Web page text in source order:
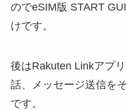
のでeSIM版 START
けです。
後はRakuten Linkアプ
話、メッセージ送信を
です。